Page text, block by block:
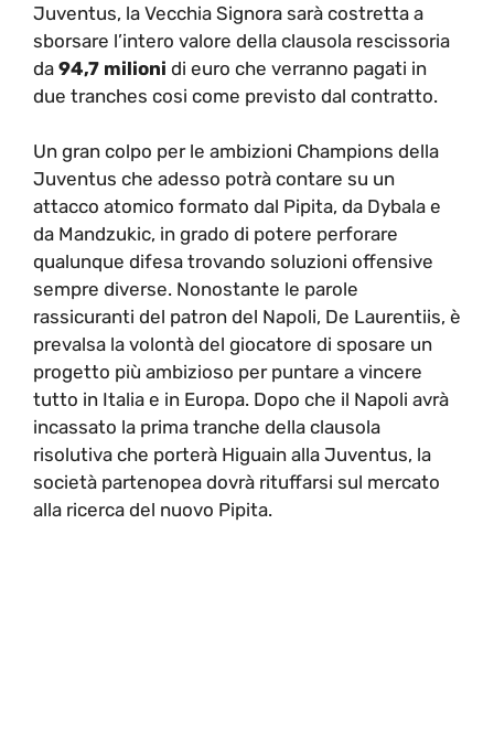
Juventus, la Vecchia Signora sarà costretta a
sborsare l’intero valore della clausola rescissoria
da 94,7 milioni di euro che verranno pagati in
due tranches cosi come previsto dal contratto.
Un gran colpo per le ambizioni Champions della
Juventus che adesso potrà contare su un
attacco atomico formato dal Pipita, da Dybala e
da Mandzukic, in grado di potere perforare
qualunque difesa trovando soluzioni offensive
sempre diverse. Nonostante le parole
rassicuranti del patron del Napoli, De Laurentiis, è
prevalsa la volontà del giocatore di sposare un
progetto più ambizioso per puntare a vincere
tutto in Italia e in Europa. Dopo che il Napoli avrà
incassato la prima tranche della clausola
risolutiva che porterà Higuain alla Juventus, la
società partenopea dovrà rituffarsi sul mercato
alla ricerca del nuovo Pipita.